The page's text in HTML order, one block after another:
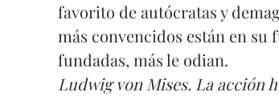
favorito de autócratas y
más convencidos están en su
fundadas, más le odian.
Ludwig von Mises. La acción